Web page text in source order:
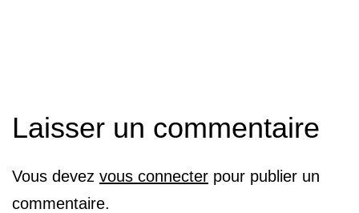
Laisser un commentaire
Vous devez vous connecter pour publier un
commentaire.